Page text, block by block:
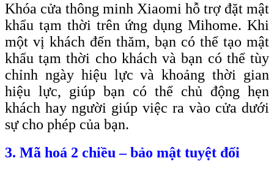
Khóa cửa thông minh Xiaomi hỗ trợ đặt mật
khẩu tạm thời trên ứng dụng Mihome. Khi
một vị khách đến thăm, bạn có thể tạo mật
khẩu tạm thời cho khách và bạn có thể tùy
chỉnh ngày hiệu lực và khoảng thời gian
hiệu lực, giúp bạn có thể chủ động hẹn
khách hay người giúp việc ra vào cửa dưới
sự cho phép của bạn.
3. Mã hoá 2 chiều – bảo mật tuyệt đối